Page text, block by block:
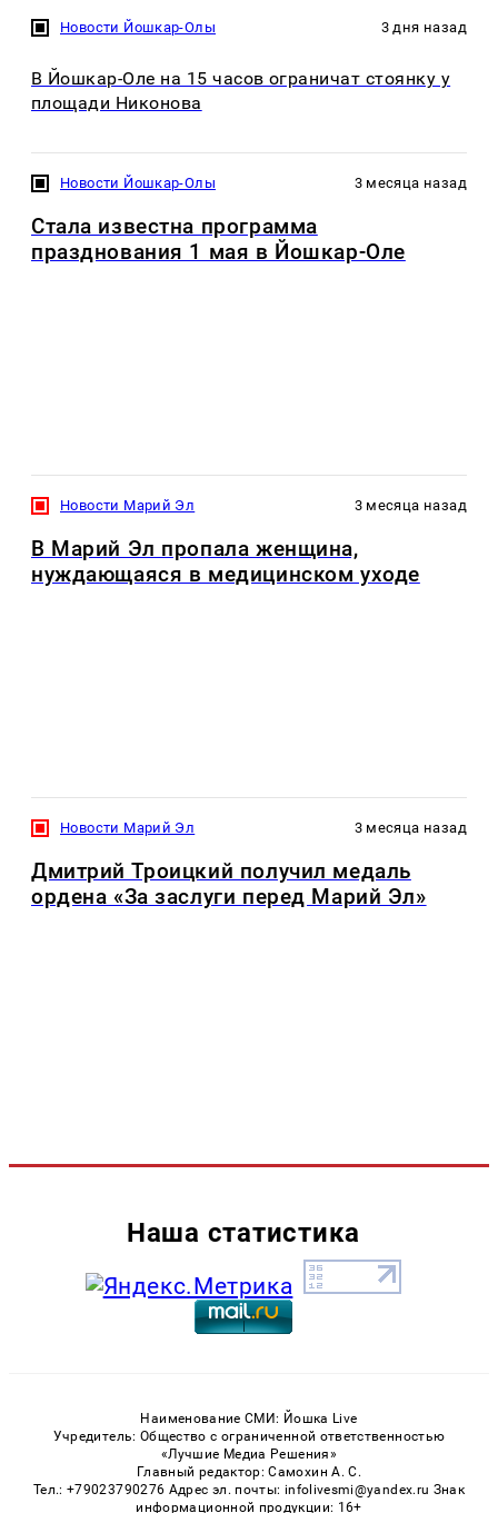
Новости Йошкар-Олы 3 дня назад
В Йошкар-Оле на 15 часов ограничат стоянку у
площади Никонова
Новости Йошкар-Олы 3 месяца назад
Стала известна программа
празднования 1 мая в Йошкар-Оле
Новости Марий Эл 3 месяца назад
В Марий Эл пропала женщина,
нуждающаяся в медицинском уходе
Новости Марий Эл 3 месяца назад
Дмитрий Троицкий получил медаль
ордена «За заслуги перед Марий Эл»
Наша статистика
Наименование СМИ: Йошка Live
Учредитель: Общество с ограниченной ответственностью
«Лучшие Медиа Решения»
Главный редактор: Самохин А. С.
Тел.: +79023790276 Адрес эл. почты: infolivesmi@yandex.ru Знак
информационной продукции: 16+